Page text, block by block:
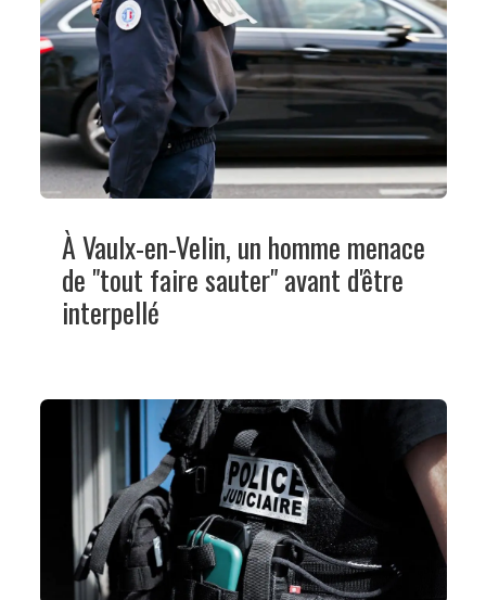
À Vaulx-en-Velin, un homme menace
de "tout faire sauter" avant d'être
interpellé